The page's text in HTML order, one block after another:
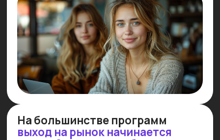
ПОСМОТРИ НЕБОЛЬШОЕ
ВИДЕО, ЧТОБЫ УЗНАТЬ
ПОДРОБНЕЕ!